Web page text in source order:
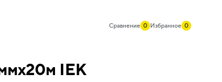
Сравнение 0 Избранное 0
IEK